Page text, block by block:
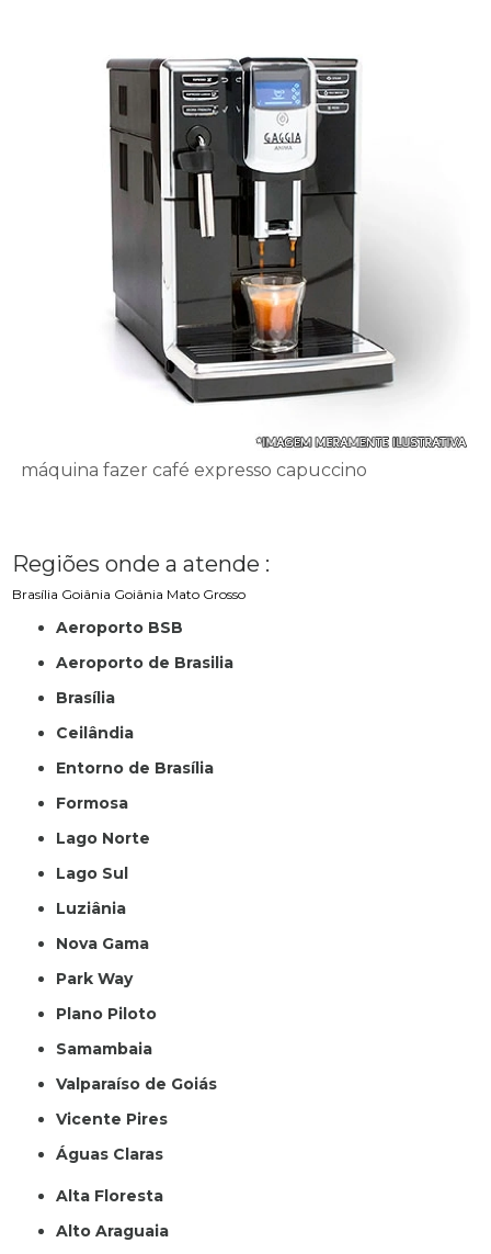
máquina fazer café expresso capuccino
Regiões onde a atende :
Brasília Goiânia Goiânia Mato Grosso
Aeroporto BSB
Aeroporto de Brasilia
Brasília
Ceilândia
Entorno de Brasília
Formosa
Lago Norte
Lago Sul
Luziânia
Nova Gama
Park Way
Plano Piloto
Samambaia
Valparaíso de Goiás
Vicente Pires
Águas Claras
Alta Floresta
Alto Araguaia